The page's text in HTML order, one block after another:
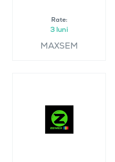
Rate:
3 luni
MAXSEM